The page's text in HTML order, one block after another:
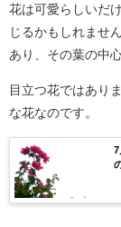
花は可愛らしいだ
じるかもしれませ
あり、その葉の中
目立つ花ではあり
な花なのです。
7